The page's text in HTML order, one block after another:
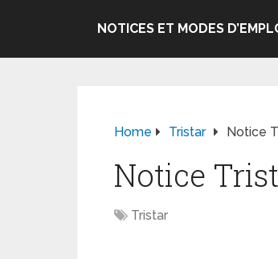
NOTICES ET MODES
Home Tristar Notice
Notice
Tristar